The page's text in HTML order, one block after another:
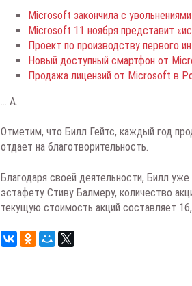
Microsoft закончила с увольнениями
Microsoft 11 ноября представит
Проект по производству первого
Новый доступный смартфон от
Продажа лицензий от Microsoft в
... А.
Отметим, что Билл Гейтс, каждый год
отдает на благотворительность.
Благодаря своей деятельности, Билл
эстафету Стиву Балмеру, количество
текущую стоимость акций составляет